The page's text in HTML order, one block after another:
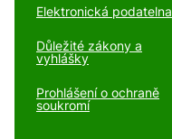
Elektronická podatelna
Důležité zákony a
vyhlášky
Prohlášení o ochraně
soukromí